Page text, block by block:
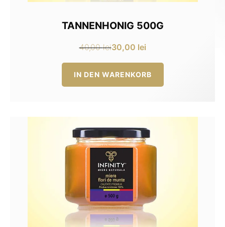
TANNENHONIG 500G
40,00lei
Ursprünglicher
Preis
war:
40,00 lei
30,00 lei
Aktueller
Preis
ist:
30,00 lei.
IN DEN WARENKORB